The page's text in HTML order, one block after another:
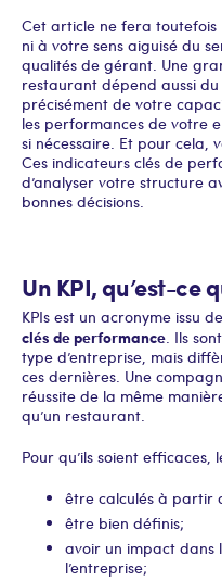
Cet article ne fera
ni à votre sens aiguisé du
qualités de gérant. Une
restaurant dépend aussi
précisément de votre
les performances de votre
si nécessaire. Et pour cela,
Ces indicateurs clés de
d’analyser votre structure
bonnes décisions.
Un KPI, qu’est-ce
KPIs est un acronyme issu
clés de performance. Ils
type d’entreprise, mais
ces dernières. Une
réussite de la même
qu’un restaurant.
Pour qu’ils soient efficaces,
être calculés à partir
être bien définis ;
avoir un impact dans
l’entreprise ;